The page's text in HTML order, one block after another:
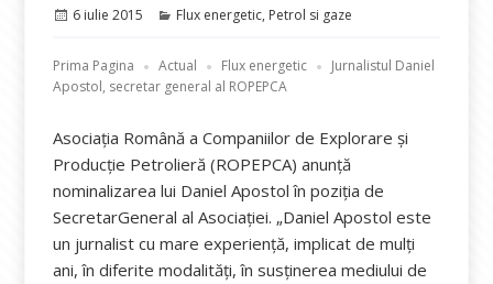
Publicat
6 iulie 2015 Categorii
Flux energetic, Petrol si gaze
Prima Pagina Actual Flux energetic
Jurnalistul Daniel
Apostol, secretar general al ROPEPCA
Asociația Română a Companiilor de Explorare și
Producție Petrolieră (ROPEPCA) anunță
nominalizarea lui Daniel Apostol în poziția de
SecretarGeneral al Asociației. „Daniel Apostol este
un jurnalist cu mare experiență, implicat de mulți
ani, în diferite modalități, în susținerea mediului de